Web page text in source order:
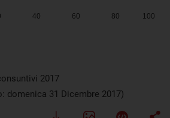
2017
domenica 31 Dicembre 2017)